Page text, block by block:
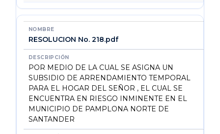
RESOLUCION No. 218.pdf
POR MEDIO DE LA CUAL SE ASIGNA UN
SUBSIDIO DE ARRENDAMIENTO TEMPORAL
PARA EL HOGAR DEL SEÑOR , EL CUAL SE
ENCUENTRA EN RIESGO INMINENTE EN EL
MUNICIPIO DE PAMPLONA NORTE DE
SANTANDER